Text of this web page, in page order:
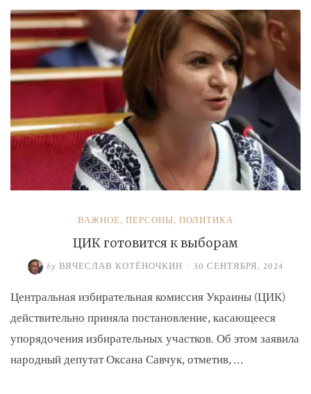
США»
ВАЖНОЕ, ПЕРСОНЫ, ПОЛИТИКА
ЦИК готовится к выборам
by ВЯЧЕСЛАВ КОТЁНОЧКИН / 30 СЕНТЯБРЯ, 2024
Центральная избирательная комиссия Украины (ЦИК)
действительно приняла постановление, касающееся
упорядочения избирательных участков. Об этом заявила
народный депутат Оксана Савчук, отметив, …